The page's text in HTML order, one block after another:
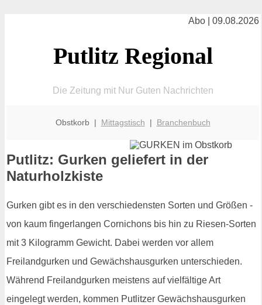
Abo | 09.08.2026
Putlitz Regional
Die Zeitung mit Nur Guten Nachrichten
Obstkorb | Mittagstisch | Branchenbuch
Putlitz: Gurken geliefert in der
Naturholzkiste
Gurken gibt es in den verschiedensten Sorten und Größen -
von kaum fingerlangen Cornichons bis hin zu Riesen-Sorten
mit 3 Kilogramm Gewicht. Dabei werden vor allem
Freilandgurken und Gewächshausgurken unterschieden.
Während Freilandgurken meistens auf vielfältige Art
eingelegt werden, kommen Putlitzer Gewächshausgurken